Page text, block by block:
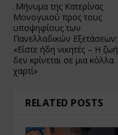
Μήνυμα της Κατερίνας
Μονογυιού προς τους
υποψηφίους των
Πανελλαδικών Εξετάσεων:
«Είστε ήδη νικητές – Η ζωή
δεν κρίνεται σε μια κόλλα
χαρτί»
RELATED POSTS